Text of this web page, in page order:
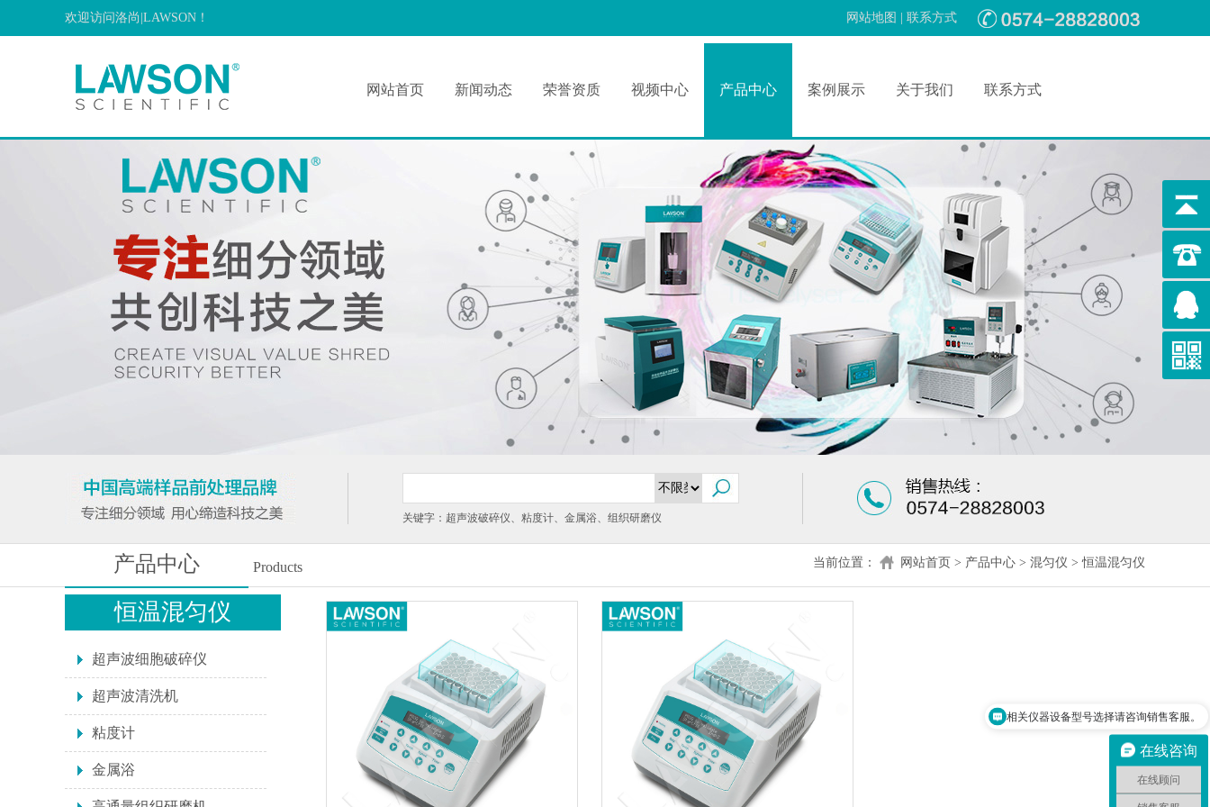
欢迎访问洛尚|LAWSON！ 网站地图 联系方式
网站首页 新闻动态 荣誉资质 视频中心 产品中心 案例展示 关于我们 联系方式
关键字：超声波破碎仪、粘度计、金属浴、组织研磨仪
产品中心 Products 当前位置： 网站首页 > 产品中心 > 混匀仪 >恒温混匀仪
恒温混匀仪
超声波细胞破碎仪
超声波清洗机
粘度计
金属浴
在线咨询
在线顾问
相关仪器设备型号选择请咨询销售客服。
采购设备流程请咨询在线顾问。